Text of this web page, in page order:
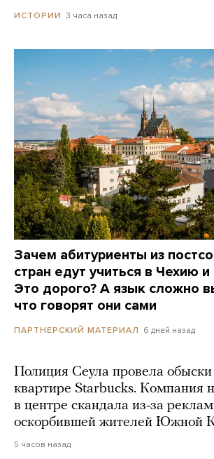
ИСТОРИИ 3 часа назад
Зачем абитуриенты из
стран едут учиться в Чехию
Это дорого? А язык сложно
что говорят они сами
ПАРТНЕРСКИЙ МАТЕРИАЛ 6 дней назад
Полиция Сеула провела
квартире Starbucks. Компания
в центре скандала из-за
оскорбившей жителей Южной
5 часов назад